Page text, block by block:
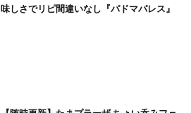
味しさでリピ間違いなし『パドマパレス』